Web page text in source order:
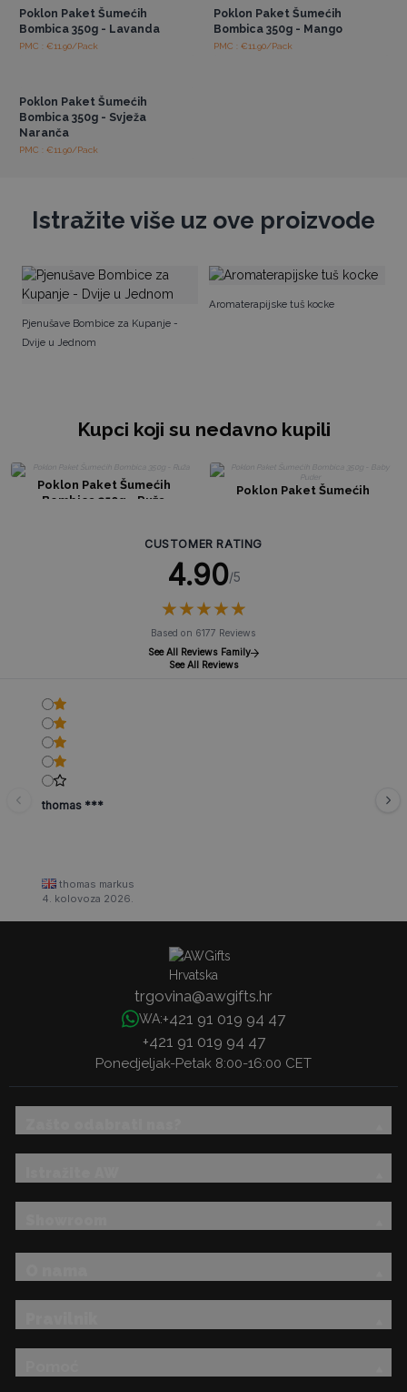
Poklon Paket Šumećih
Bombica 350g - Lavanda
PMC : €11.90/Pack
Poklon Paket Šumećih
Bombica 350g - Mango
PMC : €11.90/Pack
Poklon Paket Šumećih
Bombica 350g - Svježa
Naranča
PMC : €11.90/Pack
Istražite više uz ove proizvode
Pjenušave Bombice za Kupanje -
Dvije u Jednom
Aromaterapijske tuš kocke
Kupci koji su nedavno kupili
Poklon Paket Šumećih
Bombica 350g - Ruža
Poklon Paket Šumećih
CUSTOMER RATING
4.90/5
★★★★★
★★★★★
Based on 6177 Reviews
See All Reviews Family
See All Reviews
thomas ***
thomas markus
4. kolovoza 2026.
trgovina@awgifts.hr
WA:+421 91 019 94 47
+421 91 019 94 47
Ponedjeljak-Petak 8:00-16:00 CET